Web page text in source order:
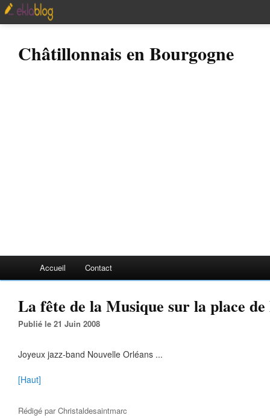
Châtillonnais en Bourgogne
Accueil Contact
La fête de la Musique sur la place de
Publié le 21 Juin 2008
Joyeux jazz-band Nouvelle Orléans ...
[Haut]
Rédigé parChristaldesaintmarc